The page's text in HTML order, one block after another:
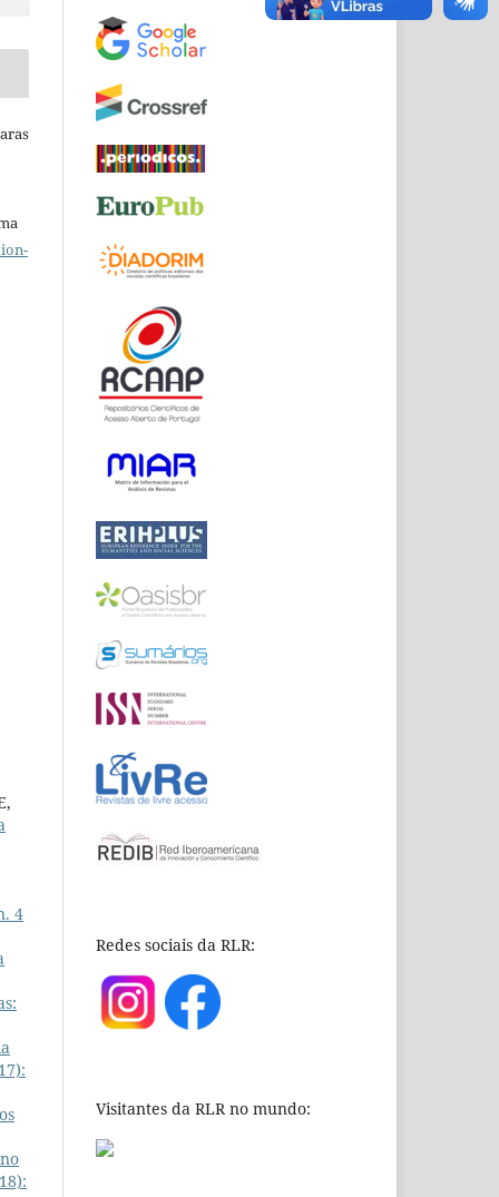
4
Redes sociais da RLR:
Visitantes da RLR no mundo: